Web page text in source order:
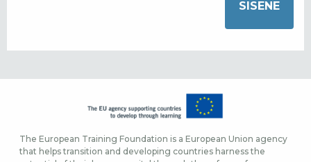
The European Training Foundation is a European Union agency
that helps transition and developing countries harness the